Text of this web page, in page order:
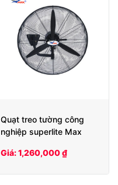
Quạt treo tường công
nghiệp superlite Max
Giá: 1,260,000 ₫